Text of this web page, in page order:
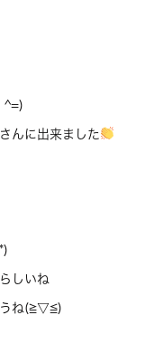
^=)
んに出来ました
しいね
うね(≧▽≦)